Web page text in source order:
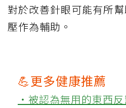
對於改善針眼可能有所
壓作為輔助。
💪更多健康推薦
‧被認為無用的東西